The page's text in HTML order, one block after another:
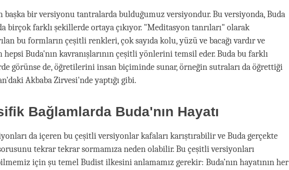
başka bir versiyonu tantralarda bulduğumuz versiyondur. Bu versiyonda, Buda
birçok farklı şekillerde ortaya çıkıyor. "Meditasyon tanrıları" olarak
bu formların çeşitli renkleri, çok sayıda kolu, yüzü ve bacağı vardır ve
hepsi Buda'nın kavranışlarının çeşitli yönlerini temsil eder. Buda bu farklı
görünse de, öğretilerini insan biçiminde sunar, örneğin sutraları da öğrettiği
Akbaba Zirvesi'nde yaptığı gibi.
Bağlamlarda Buda'nın Hayatı
da içeren bu çeşitli versiyonlar kafaları karıştırabilir ve Buda gerçekte
tekrar tekrar sormamıza neden olabilir. Bu çeşitli versiyonları
için şu temel Budist ilkesini anlamamız gerekir: Buda’nın hayatının her